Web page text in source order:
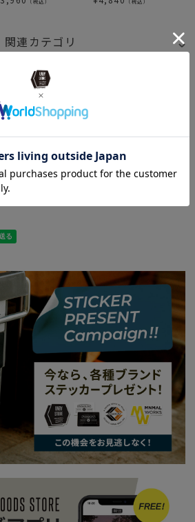
（税込） （税込）
関連カテゴリ
Oregonian Camper オレゴニアンキャンパー
ンプ用品 コンテナ・収納
ンプ用品 その他 アウトドア小物
プ用品
ブランド商品一覧
ゴニアンキャンパー 商品一覧はこちら